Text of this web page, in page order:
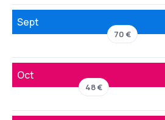
Sept
70 €
Oct
48 €